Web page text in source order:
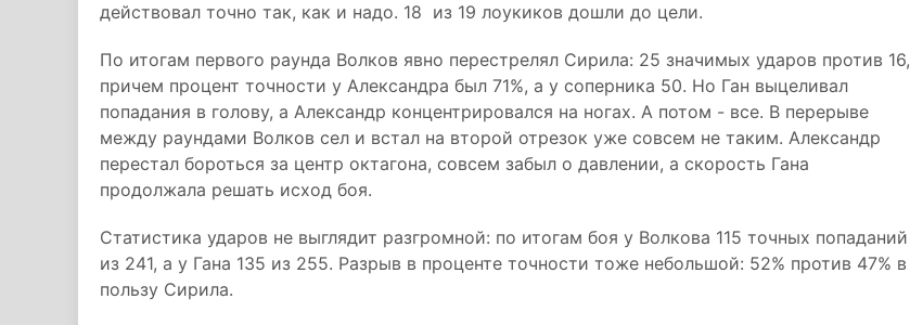
действовал точно так, как и надо. 18 из 19 лоукиков дошли до цели.
По итогам первого раунда Волков явно перестрелял Сирила: 25 значимых ударов против 16,
причем процент точности у Александра был 71%, а у соперника 50. Но Ган выцеливал
попадания в голову, а Александр концентрировался на ногах. А потом - все. В перерыве
между раундами Волков сел и встал на второй отрезок уже совсем не таким. Александр
перестал бороться за центр октагона, совсем забыл о давлении, а скорость Гана
продолжала решать исход боя.
Статистика ударов не выглядит разгромной: по итогам боя у Волкова 115 точных попаданий
из 241, а у Гана 135 из 255. Разрыв в проценте точности тоже небольшой: 52% против 47% в
пользу Сирила.